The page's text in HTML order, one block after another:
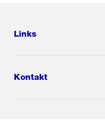
Links
Kontakt